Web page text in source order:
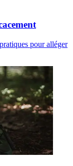
pour alléger